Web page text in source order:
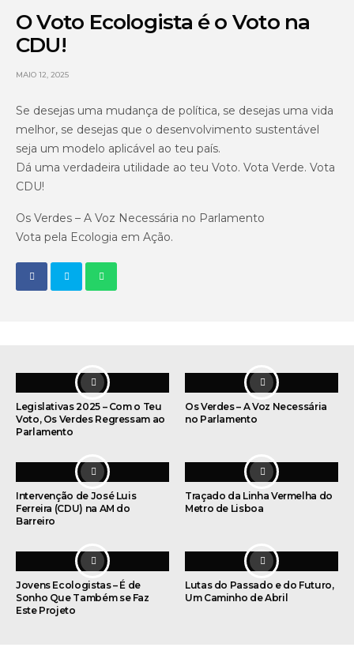
O Voto Ecologista é o Voto na
CDU!
MAIO 12, 2025
Se desejas uma mudança de política, se desejas uma vida
melhor, se desejas que o desenvolvimento sustentável
seja um modelo aplicável ao teu país.
Dá uma verdadeira utilidade ao teu Voto. Vota Verde. Vota
CDU!
Os Verdes – A Voz Necessária no Parlamento
Vota pela Ecologia em Ação.
Legislativas 2025 – Com o Teu
Voto, Os Verdes Regressam ao
Parlamento
Os Verdes – A Voz Necessária
no Parlamento
Intervenção de José Luis
Ferreira (CDU) na AM do
Barreiro
Traçado da Linha Vermelha do
Metro de Lisboa
Jovens Ecologistas – É de
Sonho Que Também se Faz
Este Projeto
Lutas do Passado e do Futuro,
Um Caminho de Abril